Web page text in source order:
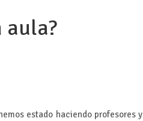
aula?
estado haciendo profesores y